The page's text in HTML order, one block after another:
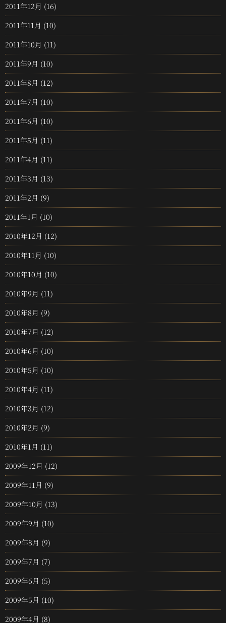
2011年12月 (16)
2011年11月 (10)
2011年10月 (11)
2011年9月 (10)
2011年8月 (12)
2011年7月 (10)
2011年6月 (10)
2011年5月 (11)
2011年4月 (11)
2011年3月 (13)
2011年2月 (9)
2011年1月 (10)
2010年12月 (12)
2010年11月 (10)
2010年10月 (10)
2010年9月 (11)
2010年8月 (9)
2010年7月 (12)
2010年6月 (10)
2010年5月 (10)
2010年4月 (11)
2010年3月 (12)
2010年2月 (9)
2010年1月 (11)
2009年12月 (12)
2009年11月 (9)
2009年10月 (13)
2009年9月 (10)
2009年8月 (9)
2009年7月 (7)
2009年6月 (5)
2009年5月 (10)
2009年4月 (8)